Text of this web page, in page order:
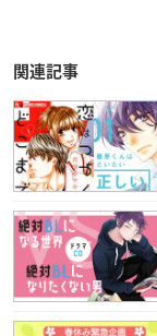
関連記事